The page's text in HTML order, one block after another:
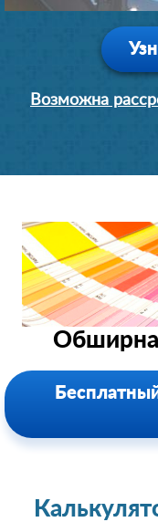
Возможна